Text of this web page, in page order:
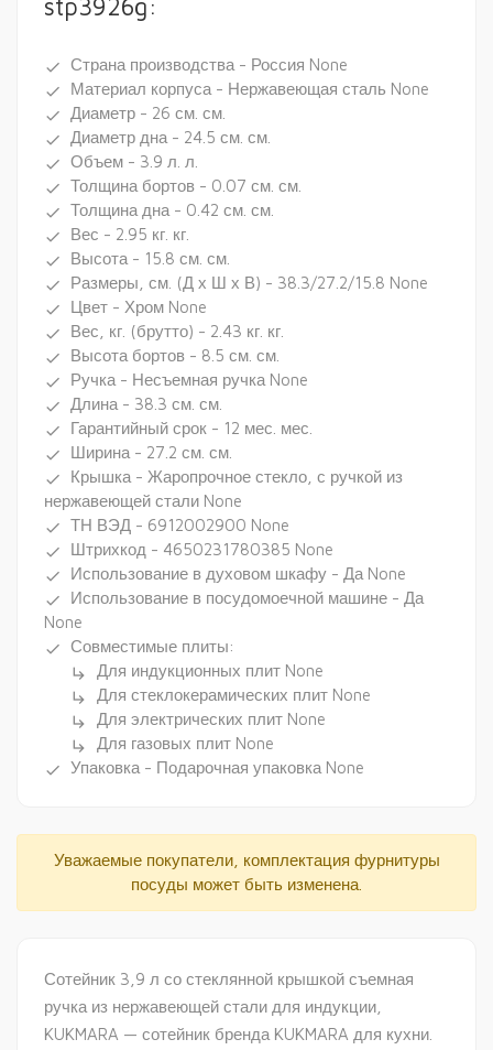
stp3926g:
done Страна производства - Россия None
done Материал корпуса - Нержавеющая сталь None
done Диаметр - 26 см. см.
done Диаметр дна - 24.5 см. см.
done Объем - 3.9 л. л.
done Толщина бортов - 0.07 см. см.
done Толщина дна - 0.42 см. см.
done Вес - 2.95 кг. кг.
done Высота - 15.8 см. см.
done Размеры, см. (Д х Ш х В) - 38.3/27.2/15.8 None
done Цвет - Хром None
done Вес, кг. (брутто) - 2.43 кг. кг.
done Высота бортов - 8.5 см. см.
done Ручка - Несъемная ручка None
done Длина - 38.3 см. см.
done Гарантийный срок - 12 мес. мес.
done Ширина - 27.2 см. см.
done
Крышка - Жаропрочное стекло, с ручкой из
нержавеющей стали None
done ТН ВЭД - 6912002900 None
done Штрихкод - 4650231780385 None
done Использование в духовом шкафу - Да None
done
Использование в посудомоечной машине - Да
None
done Совместимые плиты:
subdirectory_arrow_right Для индукционных плит None
subdirectory_arrow_right Для стеклокерамических плит None
subdirectory_arrow_right Для электрических плит None
subdirectory_arrow_right Для газовых плит None
done Упаковка - Подарочная упаковка None
Уважаемые покупатели, комплектация фурнитуры
посуды может быть изменена.
Сотейник 3,9 л со стеклянной крышкой съемная
ручка из нержавеющей стали для индукции,
KUKMARA — сотейник бренда KUKMARA для кухни.